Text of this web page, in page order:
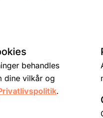
behandles
vilkår og
.